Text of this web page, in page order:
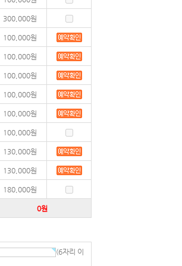
300,000원
100,000원
100,000원
100,000원
100,000원
100,000원
100,000원
130,000원
130,000원
180,000원
0원
(6자리 이